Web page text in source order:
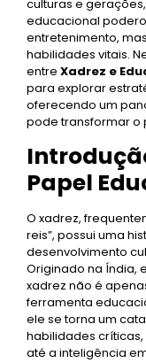
culturas e
educacional
entretenimento,
habilidades vitais.
entre Xadrez e
para explorar
oferecendo um
pode transformar o
Papel
O xadrez,
reis”, possui uma
desenvolvimento
Originado na Índia,
xadrez não é
ferramenta
ele se torna um
habilidades
até a inteligência